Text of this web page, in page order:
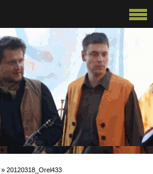
» 20120318_Orel433